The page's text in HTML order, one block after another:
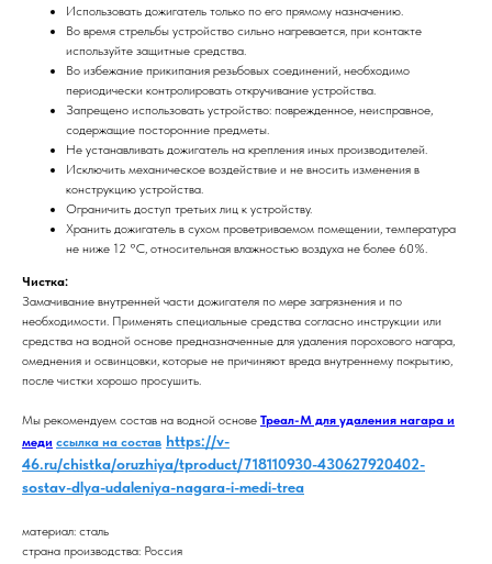
Использовать дожигатель только по его прямому назначению.
Во время стрельбы устройство сильно нагревается, при контакте
используйте защитные средства.
Во избежание прикипания резьбовых соединений, необходимо
периодически контролировать откручивание устройства.
Запрещено использовать устройство: поврежденное, неисправное,
содержащие посторонние предметы.
Не устанавливать дожигатель на крепления иных производителей.
Исключить механическое воздействие и не вносить изменения в
конструкцию устройства.
Ограничить доступ третьих лиц к устройству.
Хранить дожигатель в сухом проветриваемом помещении, температура
не ниже 12 °С, относительная влажностью воздуха не более 60%.
Чистка:
Замачивание внутренней части дожигателя по мере загрязнения и по
необходимости. Применять специальные средства согласно инструкции или
средства на водной основе предназначенные для удаления порохового нагара,
омеднения и освинцовки, которые не причиняют вреда внутреннему покрытию,
после чистки хорошо просушить.
Мы рекомендуем состав на водной основе Треал-М для удаления нагара и
меди ссылка на состав https://v-
46.ru/chistka/oruzhiya/tproduct/718110930-430627920402-
sostav-dlya-udaleniya-nagara-i-medi-trea
материал: сталь
страна производства: Россия